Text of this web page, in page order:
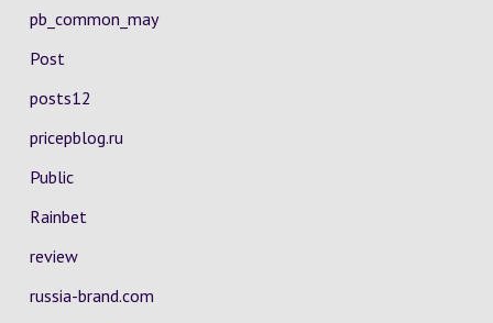
pb_common_may
Post
posts12
pricepblog.ru
Public
Rainbet
review
russia-brand.com